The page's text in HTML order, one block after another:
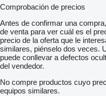
Comprobación de precios
Antes de confirmar una
de venta para ver cuál es el
precio de la oferta que le
similares, piénselo dos veces.
puede conllevar a defectos
del vendedor.
No compre productos cuyo
equipos similares.